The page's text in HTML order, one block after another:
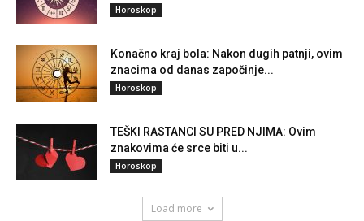
Horoskop
Konačno kraj bola: Nakon dugih patnji, ovim
znacima od danas započinje...
Horoskop
TEŠKI RASTANCI SU PRED NJIMA: Ovim
znakovima će srce biti u...
Horoskop
Load more